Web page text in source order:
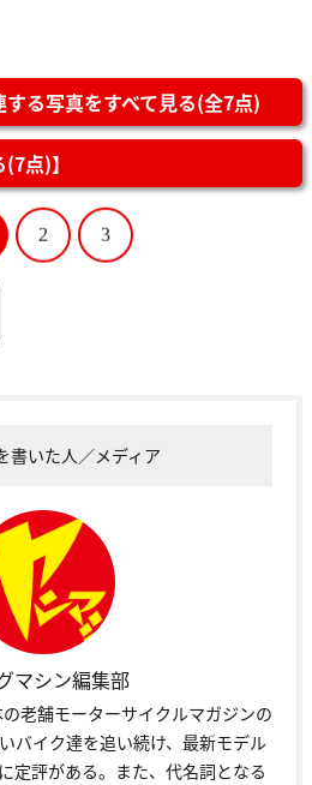
する写真をすべて見る(全7点)
点)】
2 3
書いた人／メディア
マシン編集部
老舗モーターサイクルマガジンの
バイク達を追い続け、最新モデル
定評がある。また、代名詞となる